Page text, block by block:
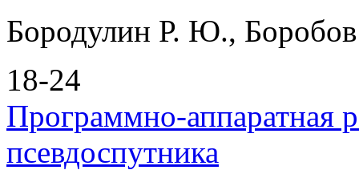
Бородулин Р. Ю.,
18-24
Программно-аппаратная
псевдоспутника